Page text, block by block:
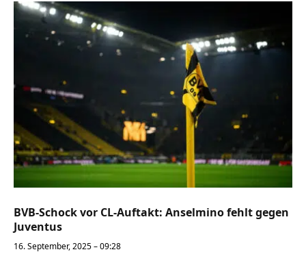
BVB-Schock vor CL-Auftakt: Anselmino fehlt gegen
Juventus
16. September, 2025 – 09:28